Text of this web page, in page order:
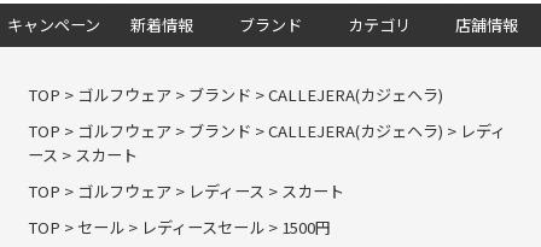
キャンペーン 新着情報 ブランド カテゴリ 店舗情報
TOP > ゴルフウェア > ブランド >CALLEJERA(カジェヘラ)
TOP > ゴルフウェア > ブランド >CALLEJERA(カジェヘラ) > レディ
ース > スカート
TOP > ゴルフウェア > レディース > スカート
TOP > セール> レディースセール> 1500円